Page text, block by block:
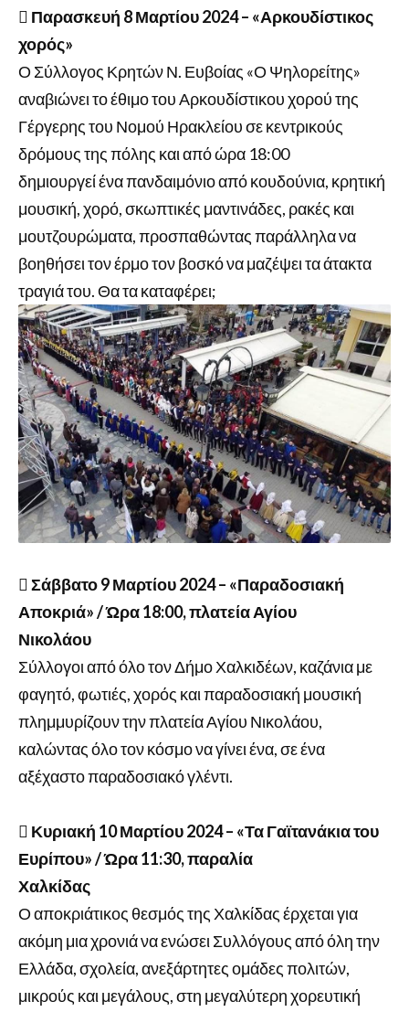
 Παρασκευή 8 Μαρτίου 2024 – «Αρκουδίστικος
χορός»
Ο Σύλλογος Κρητών Ν. Ευβοίας «Ο Ψηλορείτης»
αναβιώνει το έθιμο του Αρκουδίστικου χορού της
Γέργερης του Νομού Ηρακλείου σε κεντρικούς
δρόμους της πόλης και από ώρα 18:00
δημιουργεί ένα πανδαιμόνιο από κουδούνια, κρητική
μουσική, χορό, σκωπτικές μαντινάδες, ρακές και
μουτζουρώματα, προσπαθώντας παράλληλα να
βοηθήσει τον έρμο τον βοσκό να μαζέψει τα άτακτα
τραγιά του. Θα τα καταφέρει;
 Σάββατο 9 Μαρτίου 2024 – «Παραδοσιακή
Αποκριά» / Ώρα 18:00, πλατεία Αγίου
Νικολάου
Σύλλογοι από όλο τον Δήμο Χαλκιδέων, καζάνια με
φαγητό, φωτιές, χορός και παραδοσιακή μουσική
πλημμυρίζουν την πλατεία Αγίου Νικολάου,
καλώντας όλο τον κόσμο να γίνει ένα, σε ένα
αξέχαστο παραδοσιακό γλέντι.
 Κυριακή 10 Μαρτίου 2024 – «Τα Γαϊτανάκια του
Ευρίπου» / Ώρα 11:30, παραλία
Χαλκίδας
Ο αποκριάτικος θεσμός της Χαλκίδας έρχεται για
ακόμη μια χρονιά να ενώσει Συλλόγους από όλη την
Ελλάδα, σχολεία, ανεξάρτητες ομάδες πολιτών,
μικρούς και μεγάλους, στη μεγαλύτερη χορευτική